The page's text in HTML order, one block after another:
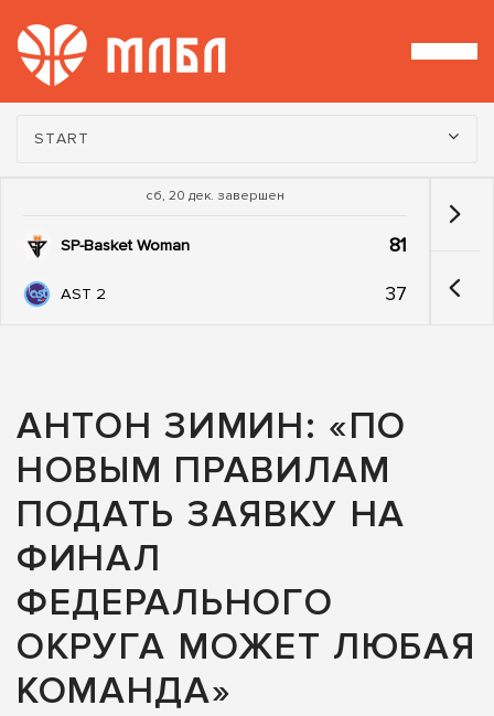
Турнир:
START
сб, 20 дек. завершен
SP-Basket Woman 81
AST 2 37
АНТОН ЗИМИН: «ПО
НОВЫМ ПРАВИЛАМ
ПОДАТЬ ЗАЯВКУ НА
ФИНАЛ
ФЕДЕРАЛЬНОГО
ОКРУГА МОЖЕТ ЛЮБАЯ
КОМАНДА»